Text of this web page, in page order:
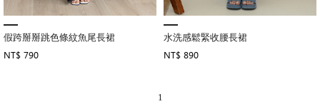
假跨掰掰跳色條紋魚尾長裙
NT$ 790
水洗感鬆緊收腰長裙
NT$ 890
1